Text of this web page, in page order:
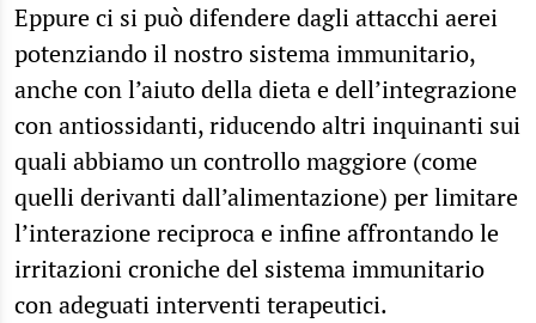
Eppure ci si può difendere dagli attacchi aerei
potenziando il nostro sistema immunitario,
anche con l’aiuto della dieta e dell’integrazione
con antiossidanti, riducendo altri inquinanti sui
quali abbiamo un controllo maggiore (come
quelli derivanti dall’alimentazione) per limitare
l’interazione reciproca e infine affrontando le
irritazioni croniche del sistema immunitario
con adeguati interventi terapeutici.